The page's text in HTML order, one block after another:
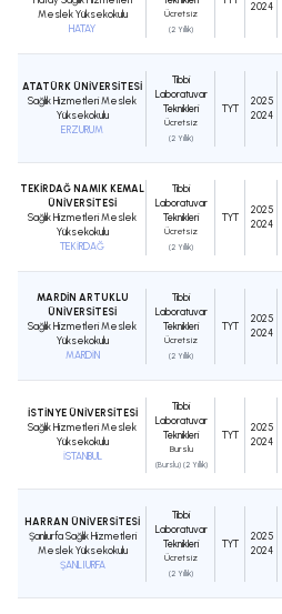
Meslek Yüksekokulu
HATAY
Ücretsiz
(2 Yıllık)
2024
ATATÜRK ÜNİVERSİTESİ
Sağlık Hizmetleri Meslek
Yüksekokulu
ERZURUM
Tıbbi
Laboratuvar
Teknikleri
Ücretsiz
(2 Yıllık)
TYT
2025
2024
TEKİRDAĞ NAMIK KEMAL
ÜNİVERSİTESİ
Sağlık Hizmetleri Meslek
Yüksekokulu
TEKİRDAĞ
Tıbbi
Laboratuvar
Teknikleri
Ücretsiz
(2 Yıllık)
TYT
2025
2024
MARDİN ARTUKLU
ÜNİVERSİTESİ
Sağlık Hizmetleri Meslek
Yüksekokulu
MARDİN
Tıbbi
Laboratuvar
Teknikleri
Ücretsiz
(2 Yıllık)
TYT
2025
2024
İSTİNYE ÜNİVERSİTESİ
Sağlık Hizmetleri Meslek
Yüksekokulu
İSTANBUL
Tıbbi
Laboratuvar
Teknikleri
Burslu
(Burslu) (2 Yıllık)
TYT
2025
2024
HARRAN ÜNİVERSİTESİ
Şanlıurfa Sağlık Hizmetleri
Meslek Yüksekokulu
ŞANLIURFA
Tıbbi
Laboratuvar
Teknikleri
Ücretsiz
(2 Yıllık)
TYT
2025
2024